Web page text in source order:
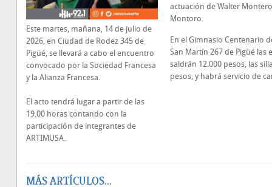
Este martes, mañana, 14 de julio de
2026, en Ciudad de Rodez 345 de
Pigüé, se llevará a cabo el encuentro
convocado por la Sociedad Francesa
y la Alianza Francesa.
El acto tendrá lugar a partir de las
19.00 horas contando con la
participación de integrantes de
ARTIMUSA.
actuación de Walter
Montoro.
En el Gimnasio Centenario
San Martín 267 de Pigüé las
saldrán 12.000 pesos, las
pesos, y habrá servicio de
MÁS ARTÍCULOS...